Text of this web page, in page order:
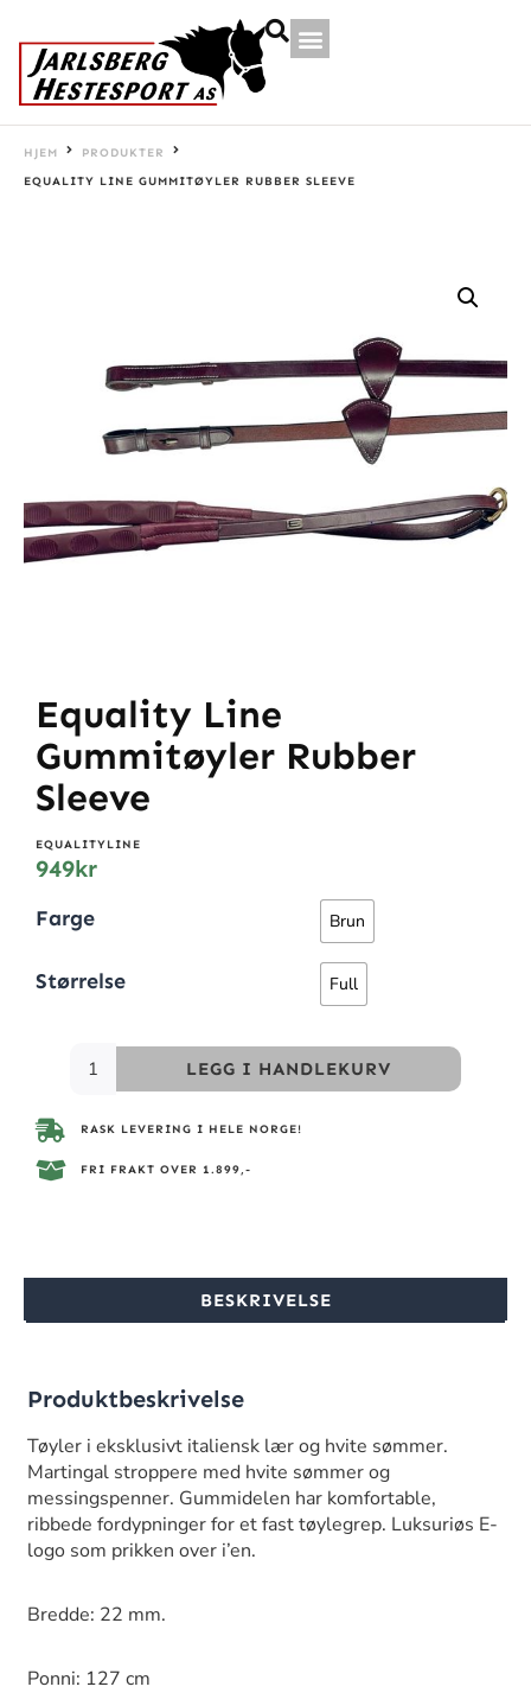
HJEM
PRODUKTER
EQUALITY LINE GUMMITØYLER RUBBER SLEEVE
Equality Line
Gummitøyler Rubber
Sleeve
EQUALITYLINE
949kr
Farge Brun
Størrelse Full
LEGG I HANDLEKURV
RASK LEVERING I HELE NORGE!
FRI FRAKT OVER 1.899,-
BESKRIVELSE
Produktbeskrivelse
Tøyler i eksklusivt italiensk lær og hvite sømmer.
Martingal stroppere med hvite sømmer og
messingspenner. Gummidelen har komfortable,
ribbede fordypninger for et fast tøylegrep. Luksuriøs E-
logo som prikken over i’en.
Bredde: 22 mm.
Ponni: 127 cm